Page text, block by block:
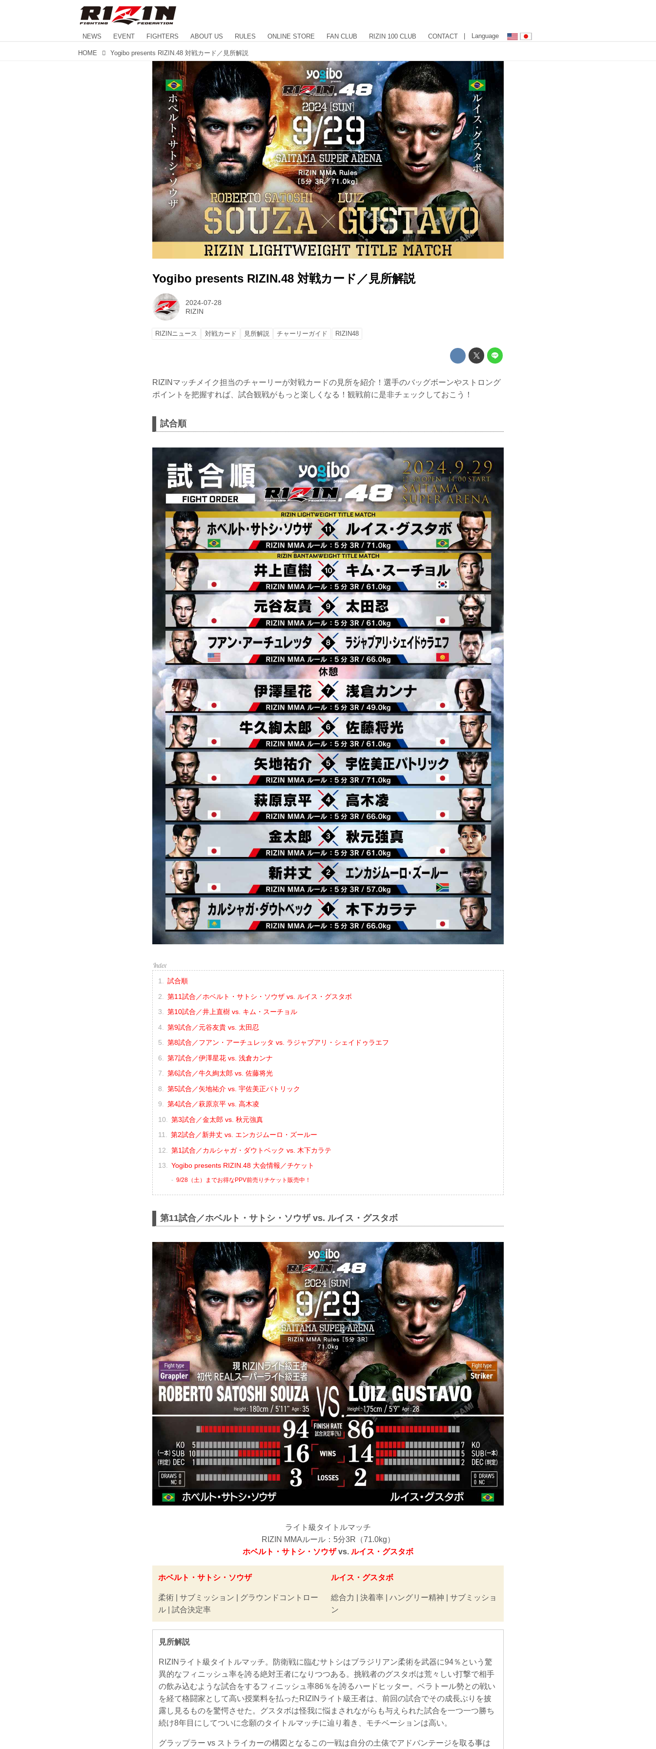
NEWS EVENT FIGHTERS ABOUT US RULES ONLINE STORE FAN CLUB RIZIN 100 CLUB CONTACT | Language
HOME Yogibo presents RIZIN.48 対戦カード／見所解説
Yogibo presents RIZIN.48 対戦カード／見所解説
2024-07-28
RIZIN
RIZINニュース 対戦カード 見所解説 チャーリーガイド RIZIN48
RIZINマッチメイク担当のチャーリーが対戦カードの見所を紹介！選手のバッグボーンやストロング
ポイントを把握すれば、試合観戦がもっと楽しくなる！観戦前に是非チェックしておこう！
試合順
試合順
第11試合／ホベルト・サトシ・ソウザ vs. ルイス・グスタボ
第10試合／井上直樹 vs. キム・スーチョル
第9試合／元谷友貴 vs. 太田忍
第8試合／フアン・アーチュレッタ vs. ラジャブアリ・シェイドゥラエフ
第7試合／伊澤星花 vs. 浅倉カンナ
第6試合／牛久絢太郎 vs. 佐藤将光
第5試合／矢地祐介 vs. 宇佐美正パトリック
第4試合／萩原京平 vs. 高木凌
第3試合／金太郎 vs. 秋元強真
第2試合／新井丈 vs. エンカジムーロ・ズールー
第1試合／カルシャガ・ダウトベック vs. 木下カラテ
Yogibo presents RIZIN.48 大会情報／チケット
9/28（土）までお得なPPV前売りチケット販売中！
第11試合／ホベルト・サトシ・ソウザ vs. ルイス・グスタボ
ライト級タイトルマッチ
RIZIN MMAルール：5分3R（71.0kg）
ホベルト・サトシ・ソウザvs. ルイス・グスタボ
ホベルト・サトシ・ソウザ
柔術 | サブミッション | グラウンドコントロー
ル | 試合決定率
ルイス・グスタボ
総合力 | 決着率 | ハングリー精神 | サブミッショ
ン
見所解説
RIZINライト級タイトルマッチ。防衛戦に臨むサトシはブラジリアン柔術を武器に94％という驚
異的なフィニッシュ率を誇る絶対王者になりつつある。挑戦者のグスタボは荒々しい打撃で相手
の飲み込むような試合をするフィニッシュ率86％を誇るハードヒッター。ベラトール勢との戦い
を経て格闘家として高い授業料を払ったRIZINライト級王者は、前回の試合でその成長ぶりを披
露し見るものを驚愕させた。グスタボは怪我に悩まされながらも与えられた試合を一つ一つ勝ち
続け8年目にしてついに念願のタイトルマッチに辿り着き、モチベーションは高い。
グラップラー vs ストライカーの構図となるこの一戦は自分の土俵でアドバンテージを取る事は